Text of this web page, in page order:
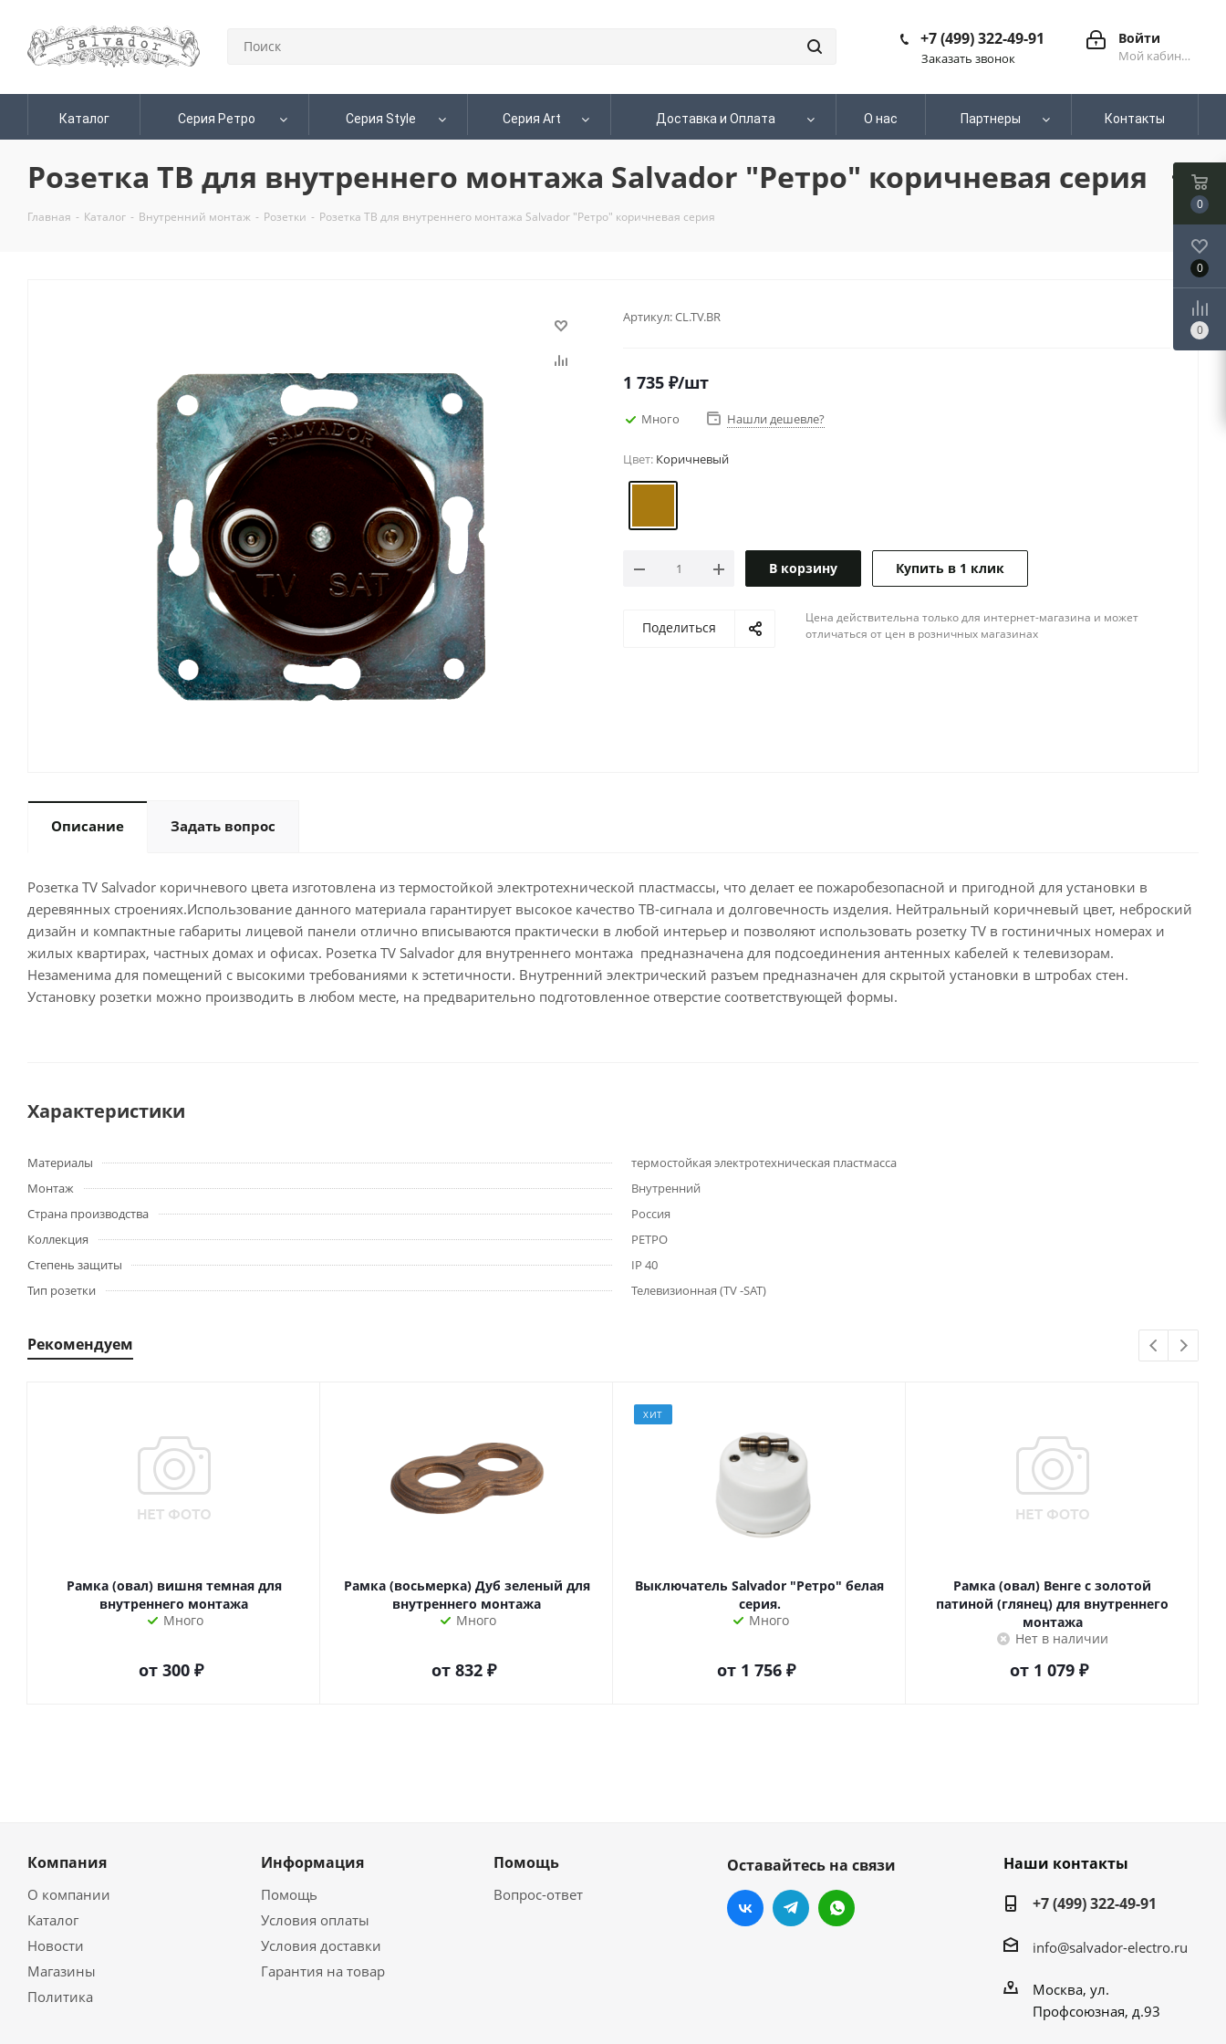
Войти
Мой кабинет
+7 (499) 322-49-91
Заказать звонок
Каталог Серия Ретро Серия Style Серия Art Доставка и Оплата О нас Партнеры Контакты
Розетка ТВ для внутреннего монтажа Salvador "Ретро" коричневая серия
Главная - Каталог - Внутренний монтаж - Розетки - Розетка ТВ для внутреннего монтажа Salvador "Ретро" коричневая серия
Артикул:CL.TV.BR
1 735 ₽/шт
Много Нашли дешевле?
Цвет: Коричневый
В корзину Купить в 1 клик
Поделиться
Цена действительна только для интернет-магазина и может
отличаться от цен в розничных магазинах
Описание Задать вопрос
Розетка ТV Salvador коричневого цвета изготовлена из термостойкой электротехнической пластмассы, что делает ее пожаробезопасной и пригодной для установки в
деревянных строениях.Использование данного материала гарантирует высокое качество ТВ-сигнала и долговечность изделия. Нейтральный коричневый цвет, неброский
дизайн и компактные габариты лицевой панели отлично вписываются практически в любой интерьер и позволяют использовать розетку ТV в гостиничных номерах и
жилых квартирах, частных домах и офисах. Розетка ТV Salvador для внутреннего монтажа предназначена для подсоединения антенных кабелей к телевизорам.
Незаменима для помещений с высокими требованиями к эстетичности. Внутренний электрический разъем предназначен для скрытой установки в штробах стен.
Установку розетки можно производить в любом месте, на предварительно подготовленное отверстие соответствующей формы.
Характеристики
Материалы
термостойкая электротехническая пластмасса
Монтаж
Внутренний
Страна производства
Россия
Коллекция
РЕТРО
Степень защиты
IP 40
Тип розетки
Телевизионная (TV -SAT)
Рекомендуем
Рамка (овал) вишня темная для
внутреннего монтажа
Много
от 300 ₽
Рамка (восьмерка) Дуб зеленый для
внутреннего монтажа
Много
от 832 ₽
ХИТ
Выключатель Salvador "Ретро" белая
серия.
Много
от 1 756 ₽
Рамка (овал) Венге с золотой
патиной (глянец) для внутреннего
монтажа
Нет в наличии
от 1 079 ₽
Компания
О компании
Каталог
Новости
Магазины
Политика
Информация
Помощь
Условия оплаты
Условия доставки
Гарантия на товар
Помощь
Вопрос-ответ
Оставайтесь на связи
Наши контакты
+7 (499) 322-49-91
info@salvador-electro.ru
Москва, ул.
Профсоюзная, д.93
0
0
0